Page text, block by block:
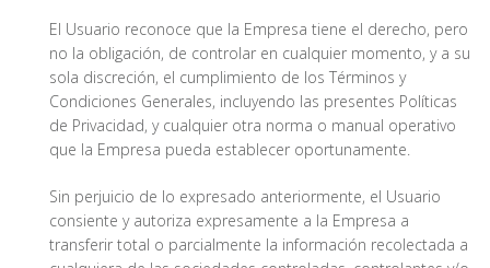
El Usuario reconoce que la Empresa tiene el derecho, pero
no la obligación, de controlar en cualquier momento, y a su
sola discreción, el cumplimiento de los Términos y
Condiciones Generales, incluyendo las presentes Políticas
de Privacidad, y cualquier otra norma o manual operativo
que la Empresa pueda establecer oportunamente.
Sin perjuicio de lo expresado anteriormente, el Usuario
consiente y autoriza expresamente a la Empresa a
transferir total o parcialmente la información recolectada a